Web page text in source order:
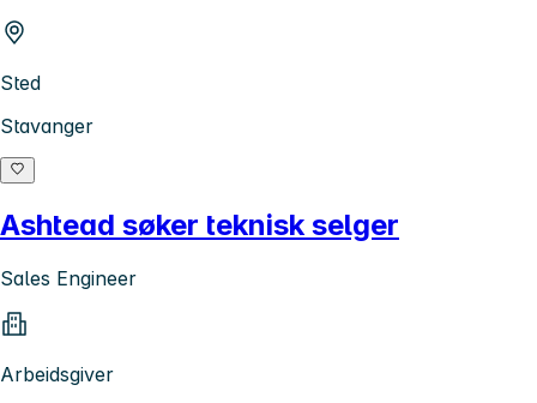
Sted
Stavanger
Ashtead søker teknisk selger
Sales Engineer
Arbeidsgiver